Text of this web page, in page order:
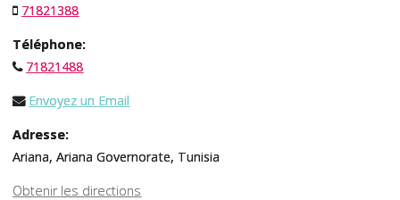
71821388
Téléphone:
71821488
Envoyez un Email
Adresse:
Ariana, Ariana Governorate, Tunisia
Obtenir les directions